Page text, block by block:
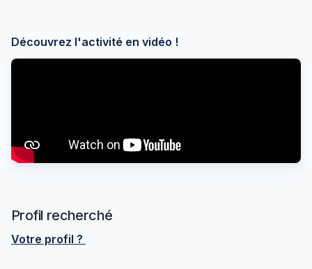
Découvrez l'activité en vidéo !
Profil recherché
Votre profil ?